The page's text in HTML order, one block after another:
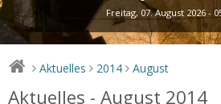
Freitag, 07. August 2026 -
> Aktuelles > 2014 > August
Aktuelles - August 2014